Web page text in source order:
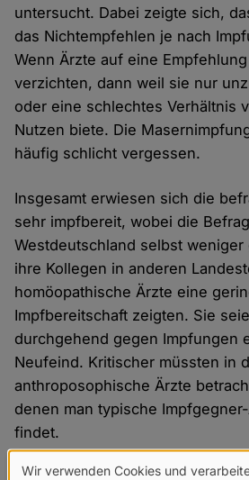
untersucht. Dabei zeigte sich,
das Nichtempfehlen je nach
Wenn Ärzte auf eine
verzichten, dann weil sie nur
oder eine schlechtes Verhältnis
Nutzen biete. Die
häufig schlicht vergessen.
Insgesamt erwiesen sich die
sehr impfbereit, wobei die
Westdeutschland selbst weniger
ihre Kollegen in anderen
homöopathische Ärzte eine
Impfbereitschaft zeigten. Sie
durchgehend gegen Impfungen
Neufeind. Kritischer müssten in
anthroposophische Ärzte
denen man typische
findet.
Wir verwenden Cookies und